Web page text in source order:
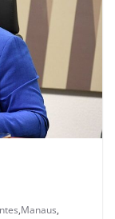
,Manaus,